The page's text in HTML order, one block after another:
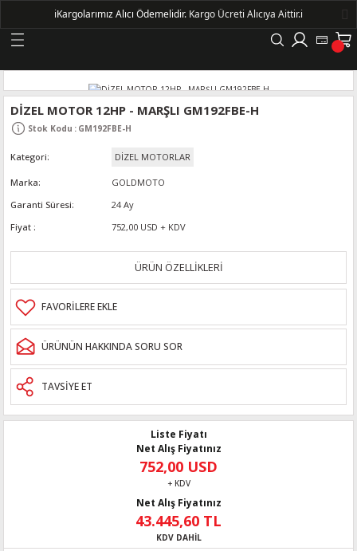
Geri Dön
DİZEL MOTOR 12HP - MARŞLI GM192FBE-H
Stok Kodu : GM192FBE-H
Kategori DİZEL MOTORLAR
Marka
GOLDMOTO
Garanti Süresi
24 Ay
Fiyat
752,00 USD + KDV
ÜRÜN ÖZELLİKLERİ
ÜRÜNÜN HAKKINDA SORU SOR
TAVSİYE ET
Liste Fiyatı
Net Alış Fiyatınız
752,00 USD
+ KDV
Net Alış Fiyatınız
43.445,60 TL
KDV DAHİL
ℹ️Kargolarımız Alıcı Ödemelidir. Kargo Ücreti Alıcıya Aittir.ℹ️